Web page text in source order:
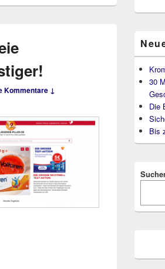
Kommentare ↓
30
Die
Bis